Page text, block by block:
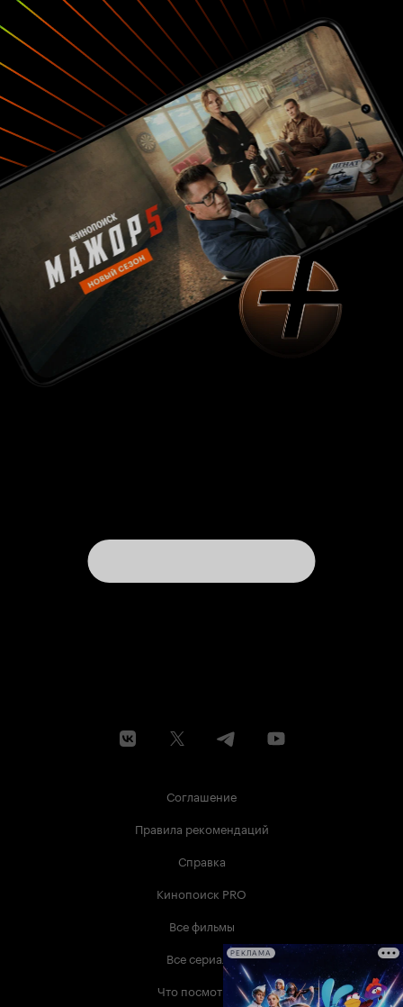
Соглашение
Правила рекомендаций
Справка
Кинопоиск PRO
Все фильмы
Все сериалы
Что посмотреть
РЕКЛАМА